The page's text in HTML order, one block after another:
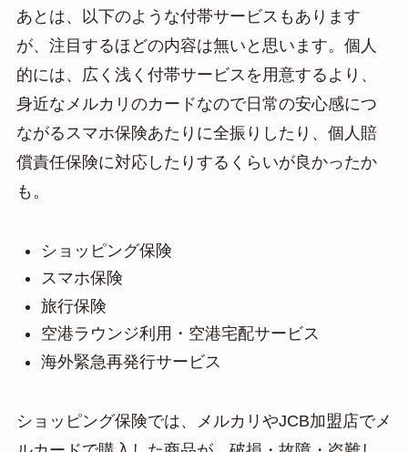
あとは、以下のような付帯サービスもあります
が、注目するほどの内容は無いと思います。個人
的には、広く浅く付帯サービスを用意するより、
身近なメルカリのカードなので日常の安心感につ
ながるスマホ保険あたりに全振りしたり、個人賠
償責任保険に対応したりするくらいが良かったか
も。
ショッピング保険
スマホ保険
旅行保険
空港ラウンジ利用・空港宅配サービス
海外緊急再発行サービス
ショッピング保険では、メルカリやJCB加盟店でメ